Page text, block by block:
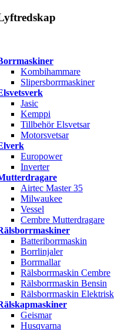
Kombihammare
Slipersborrmaskiner
Jasic
Kemppi
Tillbehör Elsvetsar
Motorsvetsar
Europower
Inverter
Airtec Master 35
Milwaukee
Vessel
Cembre Mutterdragare
Batteriborrmaskin
Borrlinjaler
Borrmallar
Rälsborrmaskin Cembre
Rälsborrmaskin Bensin
Rälsborrmaskin Elektrisk
Geismar
Husqvarna